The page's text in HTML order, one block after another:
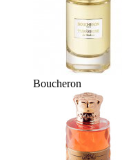
Boucheron